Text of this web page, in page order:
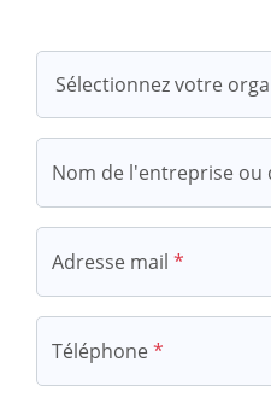
Nom de l'entreprise
Adresse mail *
Téléphone*